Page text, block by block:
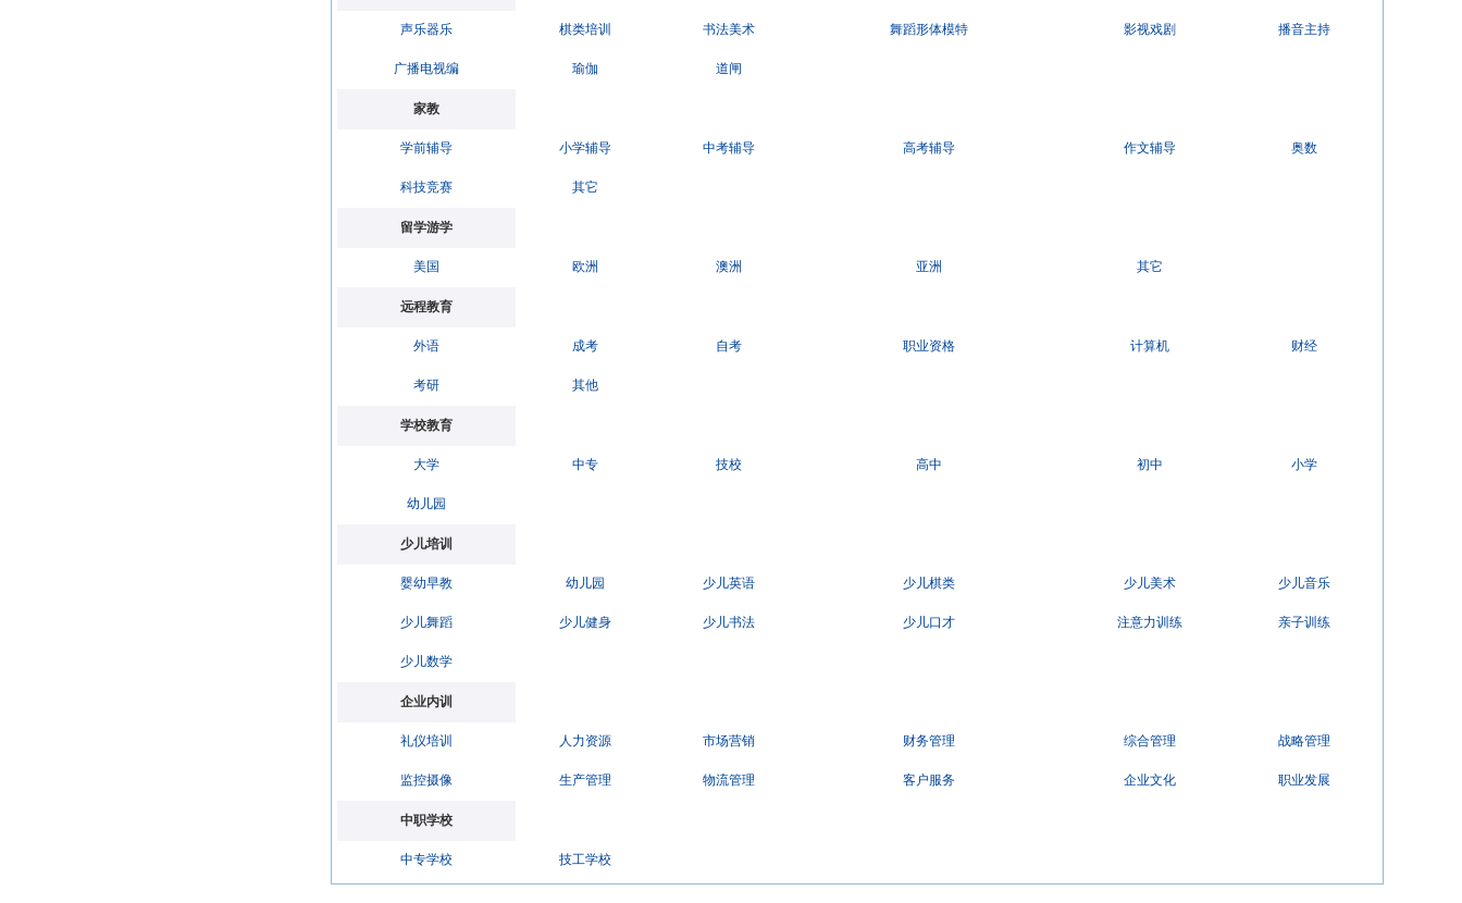
声乐器乐 棋类培训 书法美术 舞蹈形体模特 影视戏剧 播音主持
广播电视编 瑜伽 道闸
家教
学前辅导 小学辅导 中考辅导 高考辅导 作文辅导 奥数
科技竞赛 其它
留学游学
美国 欧洲 澳洲 亚洲 其它
远程教育
外语 成考 自考 职业资格 计算机 财经
考研 其他
学校教育
大学 中专 技校 高中 初中 小学
幼儿园
少儿培训
婴幼早教 幼儿园 少儿英语 少儿棋类 少儿美术 少儿音乐
少儿舞蹈 少儿健身 少儿书法 少儿口才 注意力训练 亲子训练
少儿数学
企业内训
礼仪培训 人力资源 市场营销 财务管理 综合管理 战略管理
监控摄像 生产管理 物流管理 客户服务 企业文化 职业发展
中职学校
中专学校 技工学校